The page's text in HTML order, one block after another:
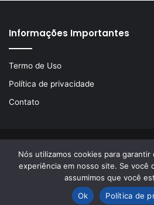
Informações Importantes
Termo de Uso
Política de privacidade
Contato
© Copyright 2026, Todos os direitos
porLA
Nós utilizamos cookies para
experiência em nosso site. Se você
assumimos que você
Ok
Política de